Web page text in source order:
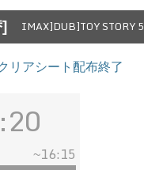
IMAX]DUB]TOY STORY 5
リアシート配布終了
~16:15